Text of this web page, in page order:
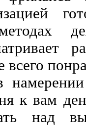
к вам
над